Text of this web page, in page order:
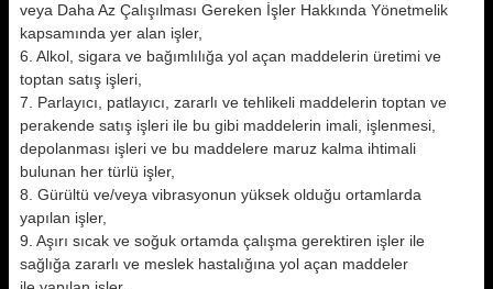
veya Daha Az Çalışılması Gereken İşler Hakkında Yönetmelik
kapsamında yer alan işler,
6. Alkol, sigara ve bağımlılığa yol açan maddelerin üretimi ve
toptan satış işleri,
7. Parlayıcı, patlayıcı, zararlı ve tehlikeli maddelerin toptan ve
perakende satış işleri ile bu gibi maddelerin imali, işlenmesi,
depolanması işleri ve bu maddelere maruz kalma ihtimali
bulunan her türlü işler,
8. Gürültü ve/veya vibrasyonun yüksek olduğu ortamlarda
yapılan işler,
9. Aşırı sıcak ve soğuk ortamda çalışma gerektiren işler ile
sağlığa zararlı ve meslek hastalığına yol açan maddeler